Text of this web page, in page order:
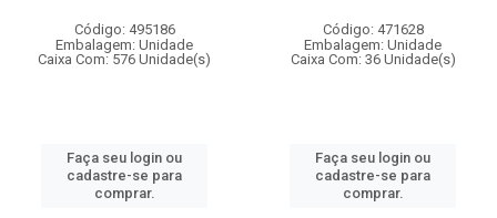
Código: 495186
Embalagem: Unidade
Caixa Com: 576 Unidade(s)
Faça seu login ou
cadastre-se para
comprar.
Código: 471628
Embalagem: Unidade
Caixa Com: 36 Unidade(s)
Faça seu login ou
cadastre-se para
comprar.